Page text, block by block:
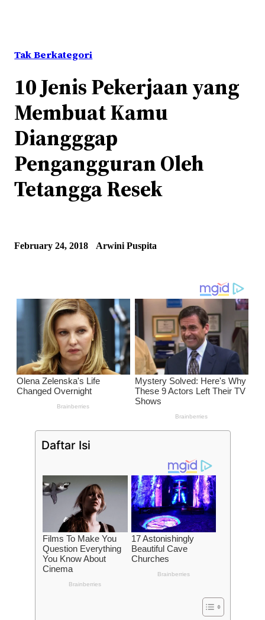
Tak Berkategori
10 Jenis Pekerjaan yang
Membuat Kamu
Diangggap
Pengangguran Oleh
Tetangga Resek
February 24, 2018 Arwini Puspita
Daftar Isi